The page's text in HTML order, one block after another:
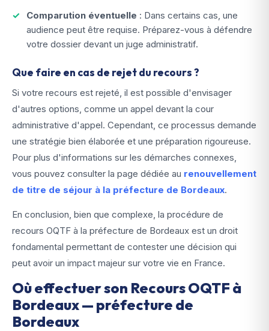
Comparution éventuelle : Dans certains cas, une
audience peut être requise. Préparez-vous à défendre
votre dossier devant un juge administratif.
Que faire en cas de rejet du recours ?
Si votre recours est rejeté, il est possible d'envisager
d'autres options, comme un appel devant la cour
administrative d'appel. Cependant, ce processus demande
une stratégie bien élaborée et une préparation rigoureuse.
Pour plus d'informations sur les démarches connexes,
vous pouvez consulter la page dédiée au renouvellement
de titre de séjour à la préfecture de Bordeaux.
En conclusion, bien que complexe, la procédure de
recours OQTF à la préfecture de Bordeaux est un droit
fondamental permettant de contester une décision qui
peut avoir un impact majeur sur votre vie en France.
Où effectuer son Recours OQTF à
Bordeaux — préfecture de
Bordeaux